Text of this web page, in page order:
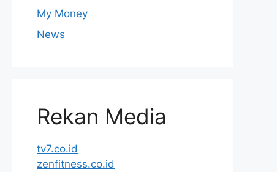
My Money
News
Rekan Media
tv7.co.id
zenfitness.co.id